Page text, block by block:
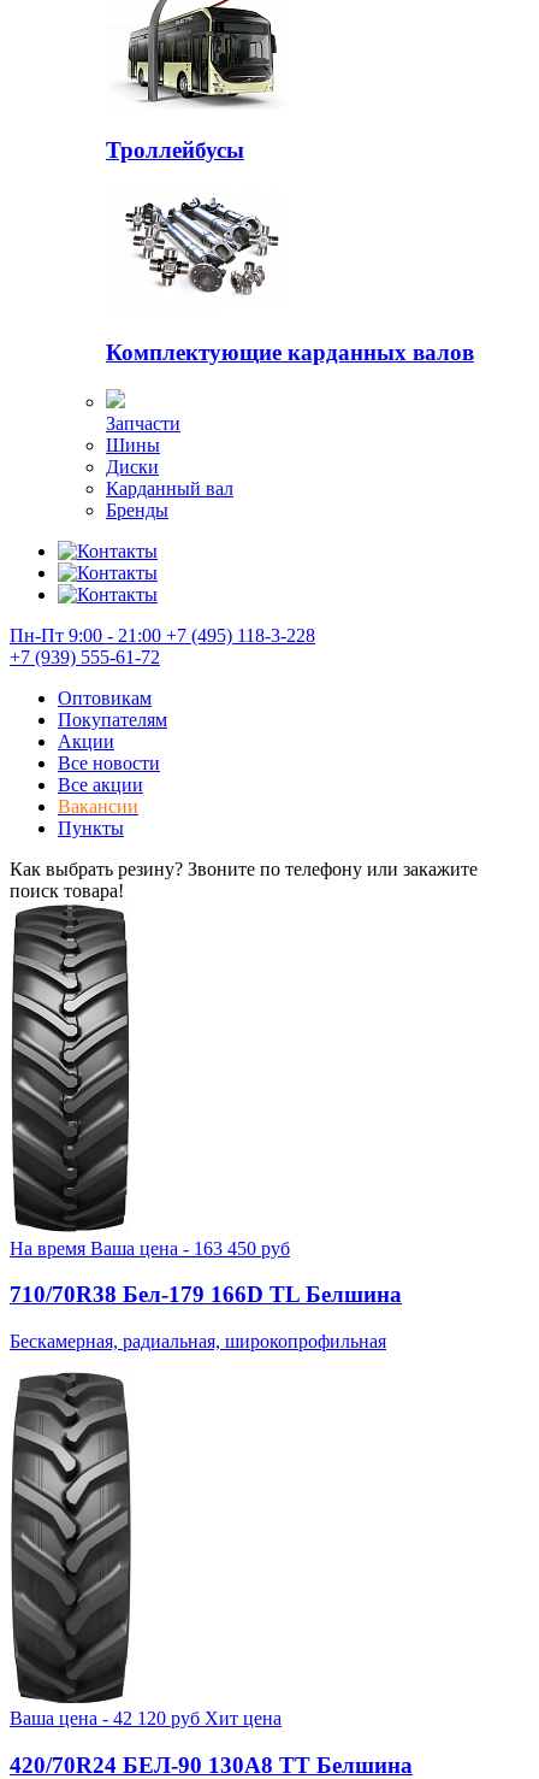
Троллейбусы
Комплектующие карданных валов
Запчасти
Шины
Диски
Карданный вал
Бренды
Пн-Пт 9:00 - 21:00 +7 (495) 118-3-228
+7 (939) 555-61-72
Оптовикам
Покупателям
Акции
Все новости
Все акции
Вакансии
Пункты
Как выбрать резину? Звоните по телефону или закажите
поиск товара!
На время Ваша цена - 163 450 руб
710/70R38 Бел-179 166D TL Белшина
Бескамерная, радиальная, широкопрофильная
Ваша цена - 42 120 руб Хит цена
420/70R24 БЕЛ-90 130А8 TT Белшина